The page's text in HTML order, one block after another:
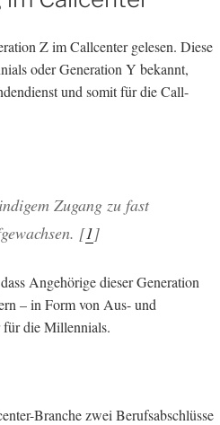
Z im Callcenter gelesen. Diese
oder Generation Y bekannt,
und somit für die Call-
Zugang zu fast
[1]
Angehörige dieser Generation
– in Form von Aus- und
die Millennials.
Branche zwei Berufsabschlüsse